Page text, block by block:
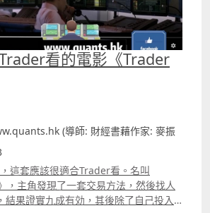
看的電影《Trader
(導師: 財經書藉作家: 麥振
這套應該很適合Trader看。名叫
，主角發現了一套交易方法，然後找人
果證實九成有効，其後除了自己投入